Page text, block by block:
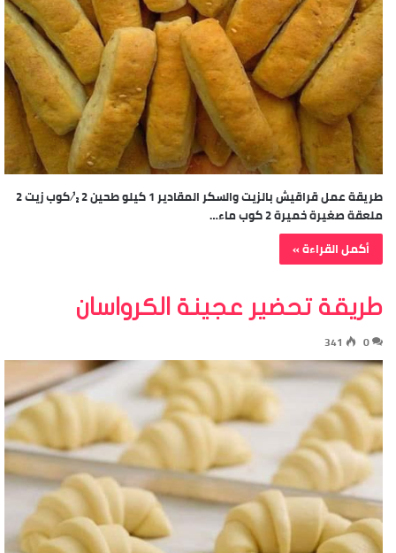
طريقة عمل قراقيش بالزيت والسكر المقادير 1 كيلو طحين 2 ½ كوب زيت 2
ملعقة صغيرة خميرة 2 كوب ماء…
أكمل القراءة »
طريقة تحضير عجينة الكرواسان
0
341